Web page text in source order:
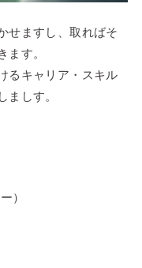
せますし、取ればそ
ます。
るキャリア・スキル
ましす。
）